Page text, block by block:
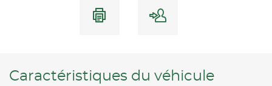
Caractéristiques du véhicule